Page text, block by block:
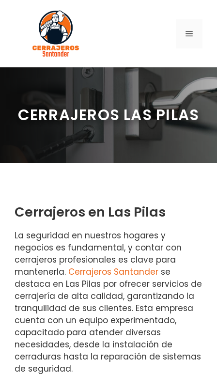
contenido
MENÚ
CERRAJEROS LAS PILAS
Cerrajeros en Las Pilas
La seguridad en nuestros hogares y
negocios es fundamental, y contar con
cerrajeros profesionales es clave para
mantenerla. Cerrajeros Santander se
destaca en Las Pilas por ofrecer servicios de
cerrajería de alta calidad, garantizando la
tranquilidad de sus clientes. Esta empresa
cuenta con un equipo experimentado,
capacitado para atender diversas
necesidades, desde la instalación de
cerraduras hasta la reparación de sistemas
de seguridad.